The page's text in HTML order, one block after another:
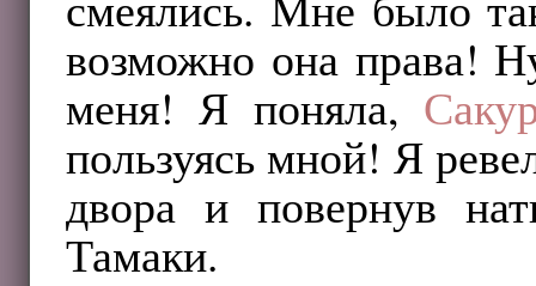
возможно она права!
меня! Я поняла,
пользуясь мной! Я
двора и повернув
Тамаки.